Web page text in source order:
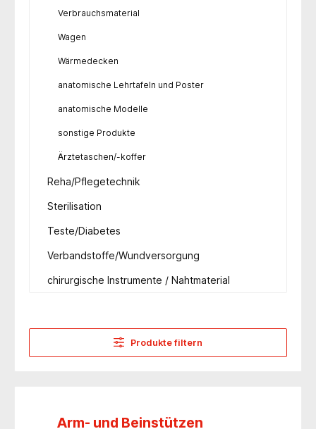
Verbrauchsmaterial
Wagen
Wärmedecken
anatomische Lehrtafeln und Poster
anatomische Modelle
sonstige Produkte
Ärztetaschen/-koffer
Reha/Pflegetechnik
Sterilisation
Teste/Diabetes
Verbandstoffe/Wundversorgung
chirurgische Instrumente / Nahtmaterial
Produkte filtern
Arm- und Beinstützen